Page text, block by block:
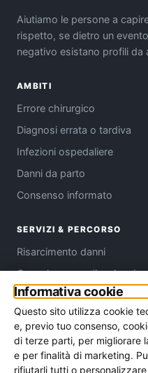
Aiutiamo le persone a
rispetto, se dietro un
negativo esistano profili da
AMBITI
Errore chirurgico
Diagnosi errata o tardiva
Infezioni ospedaliere
Danni da parto
Consenso informato
SERVIZI & PERCORSO
Risarcimento danni
Consulenza medico-legale
Come funziona
Chi siamo
Contatti
Assistenza per provincia
Informativa cookie
Questo sito utilizza cookie
e, previo tuo consenso,
di terze parti, per migliorare
e per finalità di marketing.
rifiutarli tutti o